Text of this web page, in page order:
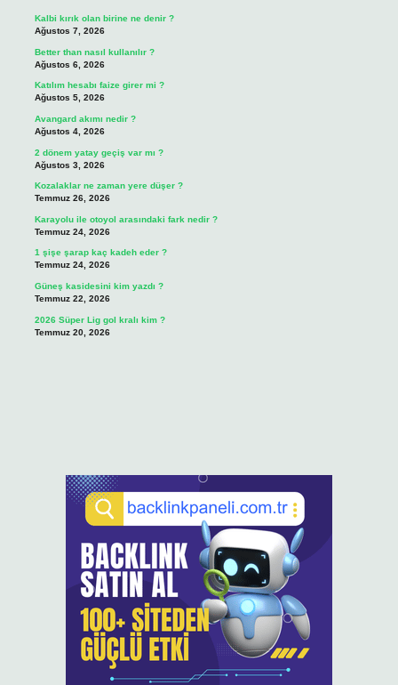
Kalbi kırık olan birine ne denir ?
Ağustos 7, 2026
Better than nasıl kullanılır ?
Ağustos 6, 2026
Katılım hesabı faize girer mi ?
Ağustos 5, 2026
Avangard akımı nedir ?
Ağustos 4, 2026
2 dönem yatay geçiş var mı ?
Ağustos 3, 2026
Kozalaklar ne zaman yere düşer ?
Temmuz 26, 2026
Karayolu ile otoyol arasındaki fark nedir ?
Temmuz 24, 2026
1 şişe şarap kaç kadeh eder ?
Temmuz 24, 2026
Güneş kasidesini kim yazdı ?
Temmuz 22, 2026
2026 Süper Lig gol kralı kim ?
Temmuz 20, 2026